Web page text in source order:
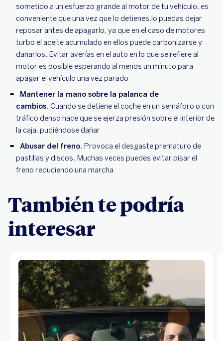
sometido a un esfuerzo grande al motor de tu vehículo, es
conveniente que una vez que lo detienes,lo puedas dejar
reposar antes de apagarlo, ya que en el caso de motores
turbo el aceite acumulado en ellos puede carbonizarse y
dañarlos. Evitar averías en el auto en lo que se refiere al
motor es posible esperando al menos un minuto para
apagar el vehículo una vez parado
Mantener la mano sobre la palanca de
cambios. Cuando se detiene el coche en un semáforo o con
tráfico denso hace que se ejerza presión sobre el interior de
la caja, pudiéndose dañar
Abusar del freno. Provoca el desgaste prematuro de
pastillas y discos. Muchas veces puedes evitar pisar el
freno reduciendo una marcha
También te podría
interesar